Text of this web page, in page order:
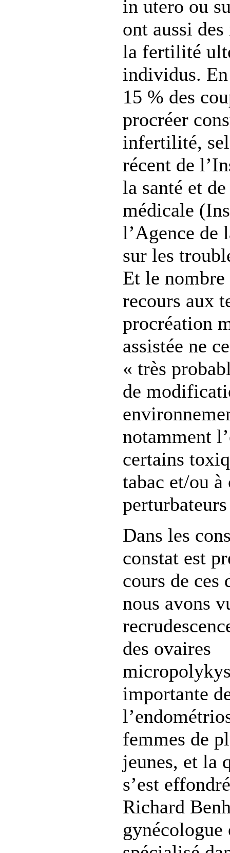
in utero ou
ont aussi
la fertilité
individus.
15 % des
procréer
infertilité,
récent de
la santé et
médicale
l’Agence de
sur les
Et le nombre
recours aux
procréation
assistée ne
« très
de
notamment
certains
tabac et/ou à
Dans les
constat est
cours de ces
nous avons
des ovaires
importante
femmes de
jeunes, et la
s’est
Richard